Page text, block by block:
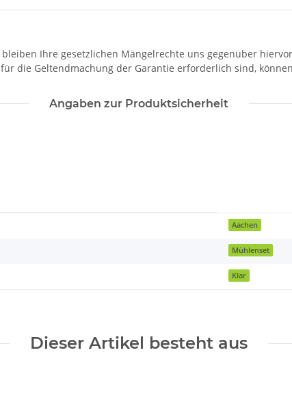
Ihre gesetzlichen Mängelrechte uns gegenüber
die Geltendmachung der Garantie erforderlich sind,
Angaben zur Produktsicherheit
Aachen
Mühlenset
Klar
Dieser Artikel besteht aus